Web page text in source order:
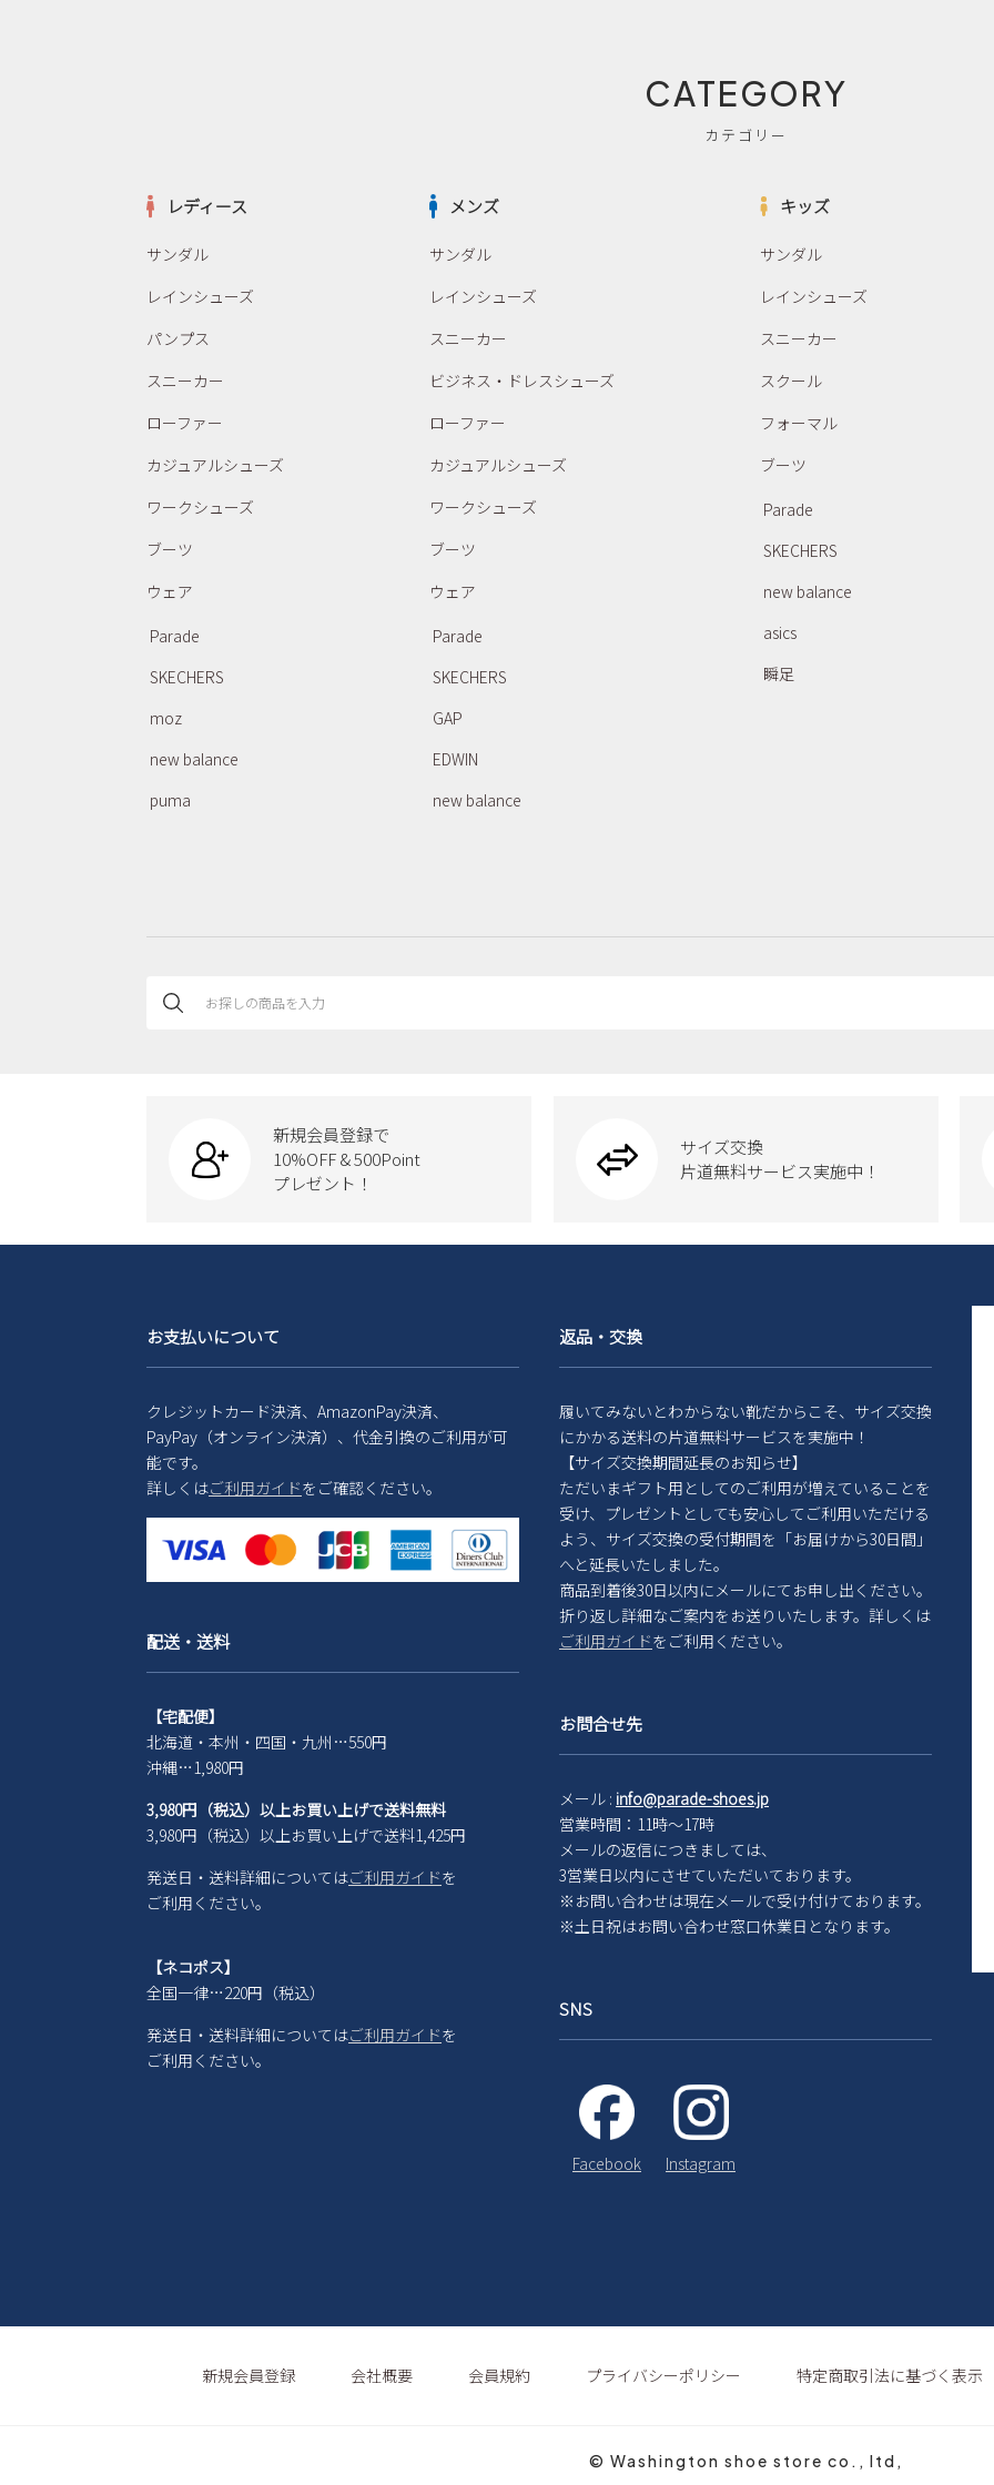
CATEGORY
カテゴリー
レディース
サンダル
レインシューズ
パンプス
スニーカー
ローファー
カジュアルシューズ
ワークシューズ
ブーツ
ウェア
Parade
SKECHERS
moz
new balance
puma
メンズ
サンダル
レインシューズ
スニーカー
ビジネス・ドレスシューズ
ローファー
カジュアルシューズ
ワークシューズ
ブーツ
ウェア
Parade
SKECHERS
GAP
EDWIN
new balance
キッズ
サンダル
レインシューズ
スニーカー
スクール
フォーマル
ブーツ
Parade
SKECHERS
new balance
asics
瞬足
新規会員登録で
10%OFF & 500Point
プレゼント！
サイズ交換
片道無料サービス実施中！
お支払いについて
クレジットカード決済、AmazonPay決済、
PayPay（オンライン決済）、代金引換のご利用が可
能です。
詳しくはご利用ガイドをご確認ください。
配送・送料
【宅配便】
北海道・本州・四国・九州…550円
沖縄…1,980円
3,980円（税込）以上お買い上げで送料無料
3,980円（税込）以上お買い上げで送料1,425円
発送日・送料詳細についてはご利用ガイドを
ご利用ください。
【ネコポス】
全国一律…220円（税込）
発送日・送料詳細についてはご利用ガイドを
ご利用ください。
返品・交換
履いてみないとわからない靴だからこそ、サイズ交換
にかかる送料の片道無料サービスを実施中！
【サイズ交換期間延長のお知らせ】
ただいまギフト用としてのご利用が増えていることを
受け、プレゼントとしても安心してご利用いただける
よう、サイズ交換の受付期間を「お届けから30日間」
へと延長いたしました。
商品到着後30日以内にメールにてお申し出ください。
折り返し詳細なご案内をお送りいたします。詳しくは
ご利用ガイドをご利用ください。
お問合せ先
メール : info@parade-shoes.jp
営業時間：11時～17時
メールの返信につきましては、
3営業日以内にさせていただいております。
※お問い合わせは現在メールで受け付けております。
※土日祝はお問い合わせ窓口休業日となります。
SNS
Facebook Instagram
新規会員登録 会社概要 会員規約 プライバシーポリシー 特定商取引法に基づく表示
© Washington shoe store co., ltd,